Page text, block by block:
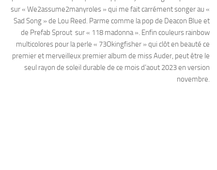
sur « We2assume2manyroles » qui me fait carrément songer au «
Sad Song » de Lou Reed. Parme comme la pop de Deacon Blue et
de Prefab Sprout sur « 118 madonna ». Enfin couleurs rainbow
multicolores pour la perle « 73Okingfisher » qui clôt en beauté ce
premier et merveilleux premier album de miss Auder, peut être le
seul rayon de soleil durable de ce mois d’aout 2023 en version
novembre.